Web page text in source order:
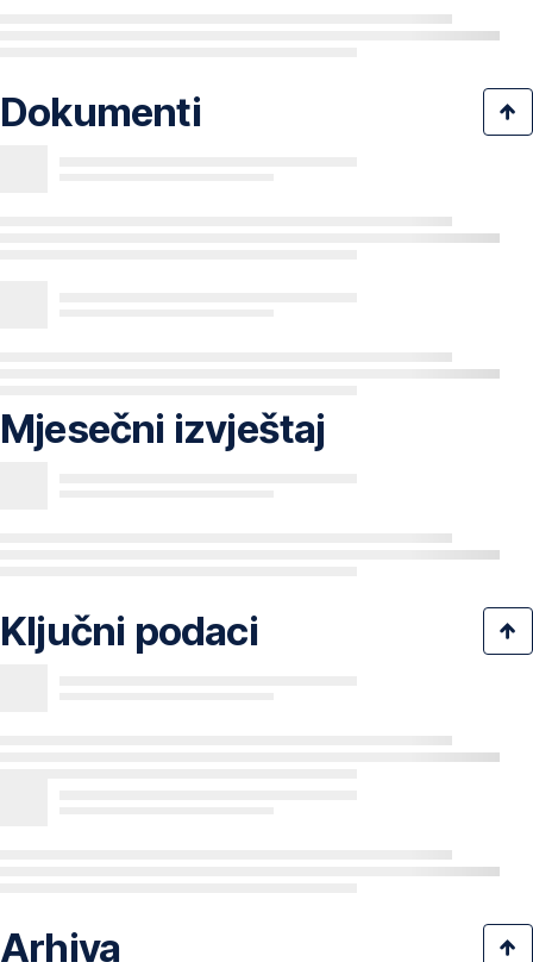
Dokumenti
Mjesečni izvještaj
Ključni podaci
Arhiva